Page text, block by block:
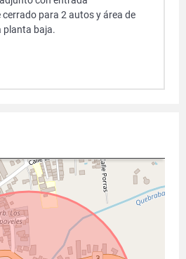
cerrado para 2 autos y área de
planta baja.